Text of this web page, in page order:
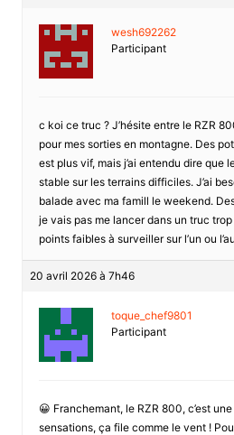
wesh692262
Participant
c koi ce truc ? J’hésite entre le RZR
pour mes sorties en montagne. Des
est plus vif, mais j’ai entendu dire que
stable sur les terrains difficiles. J’ai
balade avec ma famill le weekend.
je vais pas me lancer dans un truc
points faibles à surveiller sur l’un ou
20 avril 2026 à 7h46
toque_chef9801
Participant
😀 Franchemant, le RZR 800, c’est
sensations, ça file comme le vent !